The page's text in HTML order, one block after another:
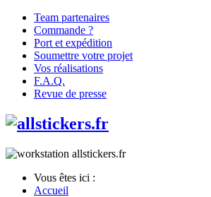
Team partenaires
Commande ?
Port et expédition
Soumettre votre projet
Vos réalisations
F.A.Q.
Revue de presse
Vous êtes ici :
Accueil